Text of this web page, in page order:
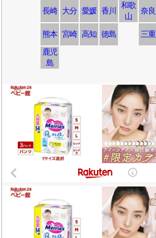
長崎 大分 愛媛 香川
和歌
山
奈良
熊本 宮崎 高知 徳島 三重
鹿児
島